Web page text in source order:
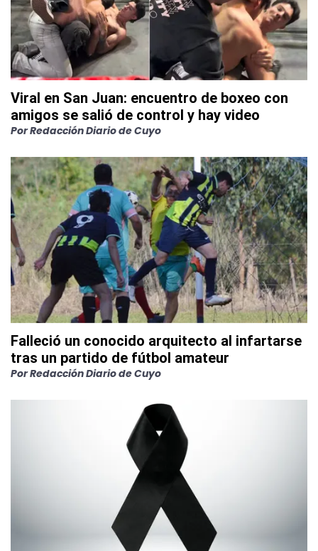
Viral en San Juan: encuentro de boxeo con
amigos se salió de control y hay video
PorRedacción Diario de Cuyo
Falleció un conocido arquitecto al infartarse
tras un partido de fútbol amateur
PorRedacción Diario de Cuyo